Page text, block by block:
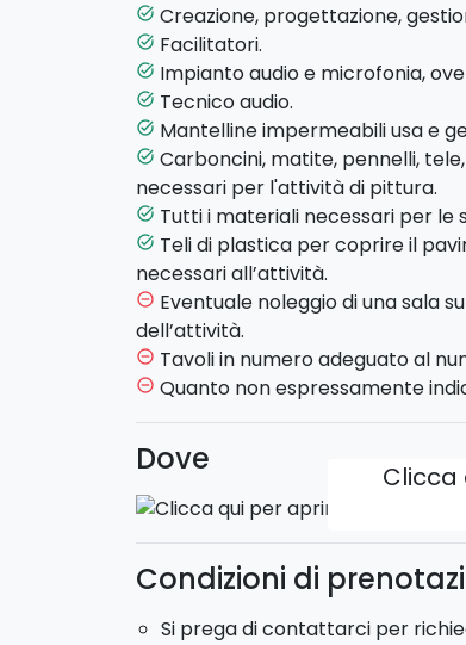
Alcunesfidepermetteranno a chi
aggiuntivi, in una maniera
Infine, tutte le tele si uniranno per
"pixel painting", sia essa il logo
un quadro del tutto originale.
Lavorate all’unisono, svelate il
capolavoro collettivo! Ogni
squadra, comunicazione e
Si prega di contattarci per
task_alt Creazione, progettazione,
task_alt Facilitatori.
task_alt Impianto audio e microfonia,
task_alt Tecnico audio.
task_alt Mantelline impermeabili usa e
task_alt Carboncini, matite, pennelli,
necessari per l'attività di pittura.
task_alt Tutti i materiali necessari per le
task_alt Teli di plastica per coprire il
necessari all’attività.
remove_circle_outline Eventuale noleggio di una sala
dell’attività.
remove_circle_outline Tavoli in numero adeguato al
remove_circle_outline Quanto non espressamente
Dove
Clicca
Condizioni di
Si prega di contattarci per